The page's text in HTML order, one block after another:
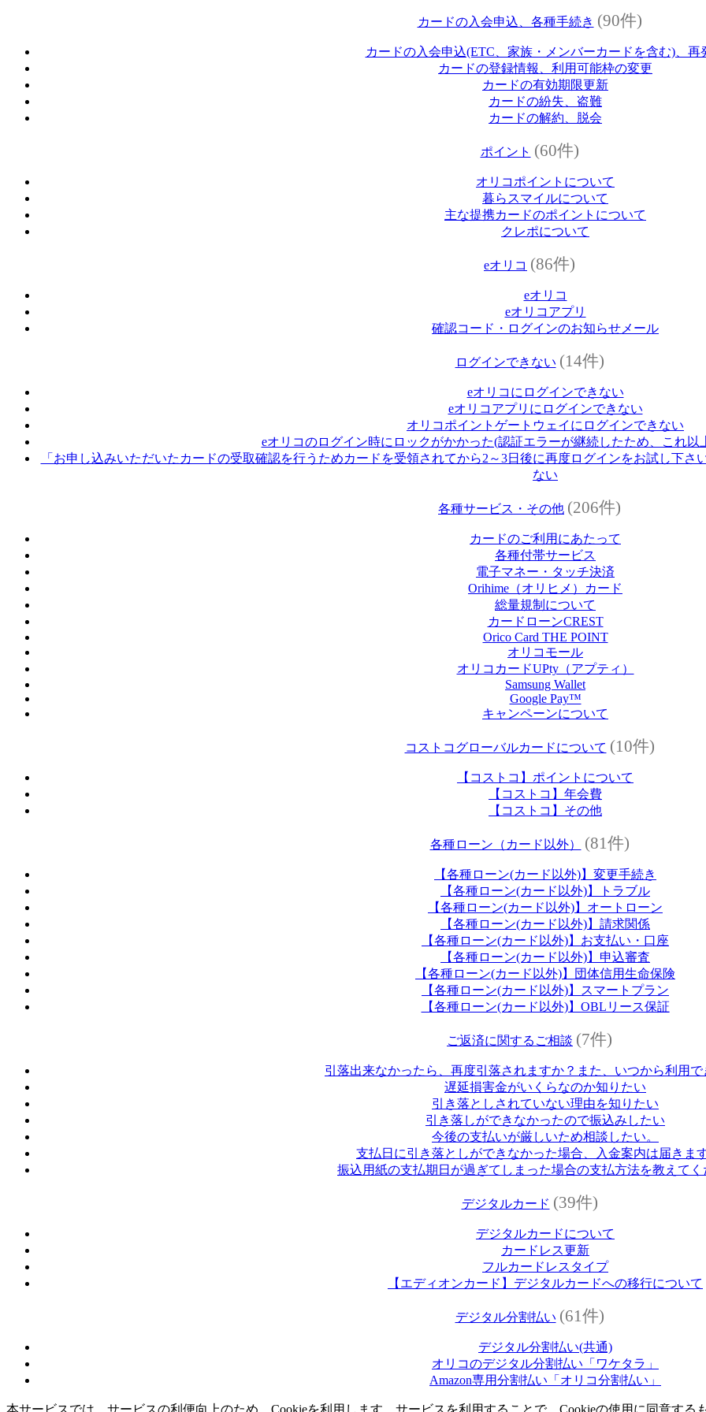
カードの入会申込、各種手続き (90件)
カードの入会申込(ETC、家族・メンバーカードを含む)、再
カードの登録情報、利用可能枠の変更
カードの有効期限更新
カードの紛失、盗難
カードの解約、脱会
ポイント (60件)
オリコポイントについて
暮らスマイルについて
主な提携カードのポイントについて
クレポについて
eオリコ (86件)
eオリコ
eオリコアプリ
確認コード・ログインのお知らせメール
ログインできない (14件)
eオリコにログインできない
eオリコアプリにログインできない
オリコポイントゲートウェイにログインできない
eオリコのログイン時にロックがかかった(認証エラーが継続したため、これ以
「お申し込みいただいたカードの受取確認を行うためカードを受領されてから2～3日後に再度ログインをお試し下
ない
各種サービス・その他 (206件)
カードのご利用にあたって
各種付帯サービス
電子マネー・タッチ決済
Orihime（オリヒメ）カード
総量規制について
カードローンCREST
Orico Card THE POINT
オリコモール
オリコカードUPty（アプティ）
Samsung Wallet
Google Pay™
キャンペーンについて
コストコグローバルカードについて (10件)
【コストコ】ポイントについて
【コストコ】年会費
【コストコ】その他
各種ローン（カード以外） (81件)
【各種ローン(カード以外)】変更手続き
【各種ローン(カード以外)】トラブル
【各種ローン(カード以外)】オートローン
【各種ローン(カード以外)】請求関係
【各種ローン(カード以外)】お支払い・口座
【各種ローン(カード以外)】申込審査
【各種ローン(カード以外)】団体信用生命保険
【各種ローン(カード以外)】スマートプラン
【各種ローン(カード以外)】OBLリース保証
ご返済に関するご相談 (7件)
引落出来なかったら、再度引落されますか？また、いつから利用
遅延損害金がいくらなのか知りたい
引き落としされていない理由を知りたい
引き落しができなかったので振込みしたい
今後の支払いが厳しいため相談したい。
支払日に引き落としができなかった場合、入金案内は届きま
振込用紙の支払期日が過ぎてしまった場合の支払方法を教えてく
デジタルカード (39件)
デジタルカードについて
カードレス更新
フルカードレスタイプ
【エディオンカード】デジタルカードへの移行について
デジタル分割払い (61件)
デジタル分割払い(共通)
オリコのデジタル分割払い「ワケタラ」
Amazon専用分割払い「オリコ分割払い」
本サービスでは、サービスの利便向上のため、Cookieを利用します。サービスを利用することで、Cookieの使用に同意する